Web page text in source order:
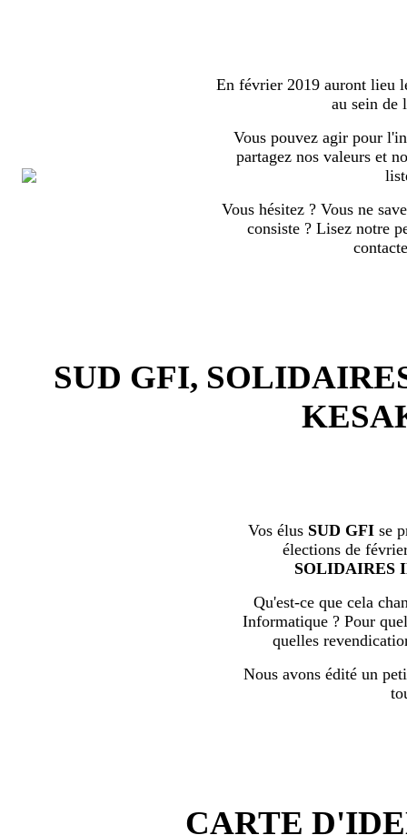
En février 2019 auront lieu
au sein de
Vous pouvez agir pour
partagez nos valeurs et
Vous hésitez ? Vous ne
consiste ? Lisez notre
SUD GFI,
Vos élus SUD GFI se
élections de
SOLIDAIRES
Qu'est-ce que cela
Informatique ? Pour
quelles
Nous avons édité un
CARTE